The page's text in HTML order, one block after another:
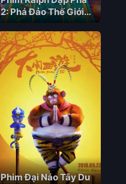
2: Phá Đảo Thế Giới
Ảo
Phim Đại Náo Tây Du